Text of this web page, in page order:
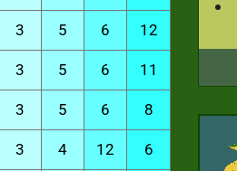
3 5 6 12
3 5 6 11
3 5 6 8
3 4 12 6